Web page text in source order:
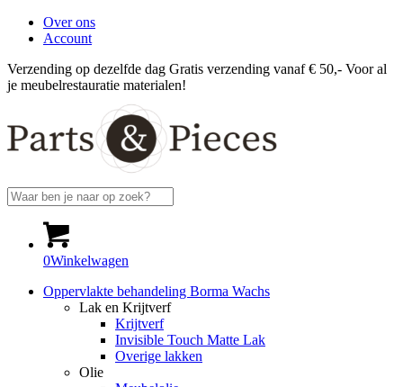
Over ons
Account
Verzending op dezelfde dag Gratis verzending vanaf € 50,- Voor al
je meubelrestauratie materialen!
0Winkelwagen
Oppervlakte behandeling Borma Wachs
Lak en Krijtverf
Krijtverf
Invisible Touch Matte Lak
Overige lakken
Olie